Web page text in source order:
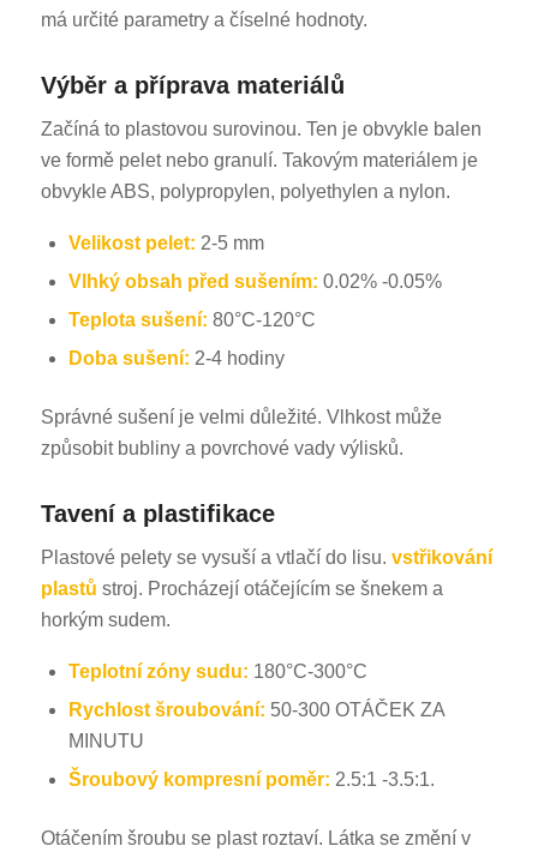
má určité parametry a číselné hodnoty.
Výběr a příprava materiálů
Začíná to plastovou surovinou. Ten je obvykle balen
ve formě pelet nebo granulí. Takovým materiálem je
obvykle ABS, polypropylen, polyethylen a nylon.
Velikost pelet: 2-5 mm
Vlhký obsah před sušením: 0.02% -0.05%
Teplota sušení: 80°C-120°C
Doba sušení: 2-4 hodiny
Správné sušení je velmi důležité. Vlhkost může
způsobit bubliny a povrchové vady výlisků.
Tavení a plastifikace
Plastové pelety se vysuší a vtlačí do lisu. vstřikování
plastů stroj. Procházejí otáčejícím se šnekem a
horkým sudem.
Teplotní zóny sudu: 180°C-300°C
Rychlost šroubování: 50-300 OTÁČEK ZA
MINUTU
Šroubový kompresní poměr: 2.5:1 -3.5:1.
Otáčením šroubu se plast roztaví. Látka se změní v